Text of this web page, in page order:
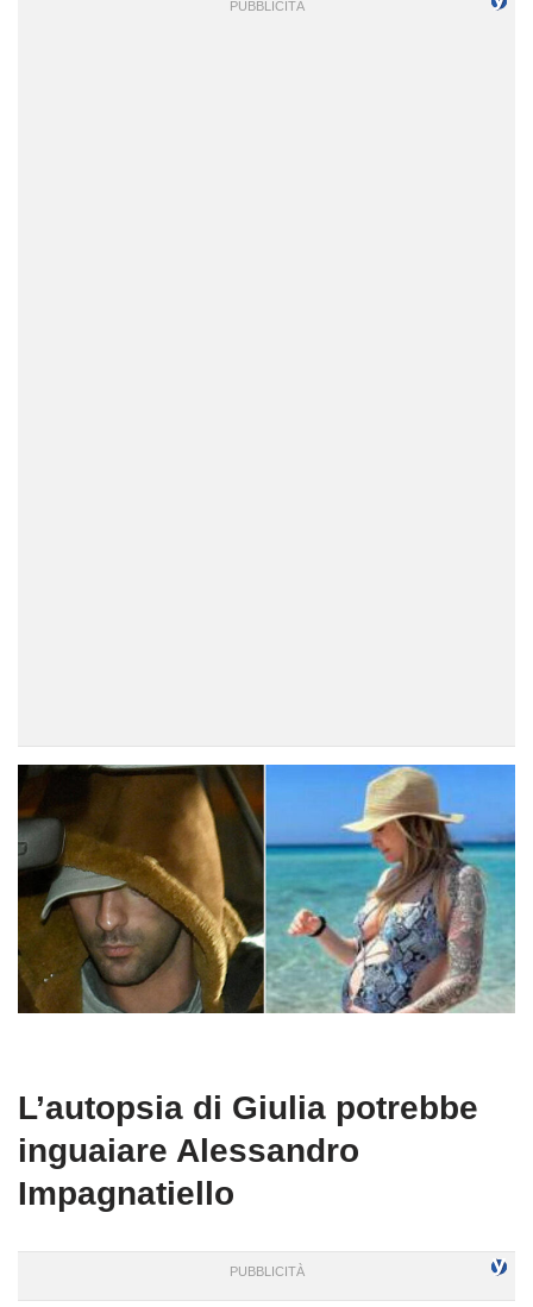
L’autopsia di Giulia potrebbe
inguaiare Alessandro
Impagnatiello